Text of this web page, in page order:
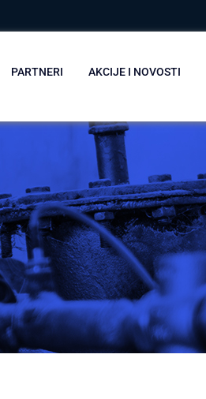
PARTNERI AKCIJE I NOVOSTI